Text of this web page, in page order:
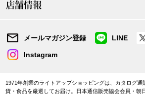
店舗情報
メールマガジン登録 LINE
Instagram
1971年創業のライトアップショッピングは、カタログ
貨・食品を厳選してお届け。日本通信販売協会会員・朝